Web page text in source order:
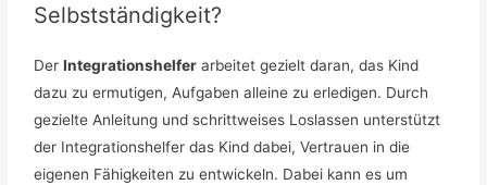
Selbstständigkeit?
DerIntegrationshelfer arbeitet gezielt daran, das Kind
dazu zu ermutigen, Aufgaben alleine zu erledigen. Durch
gezielte Anleitung und schrittweises Loslassen unterstützt
der Integrationshelfer das Kind dabei, Vertrauen in die
eigenen Fähigkeiten zu entwickeln. Dabei kann es um